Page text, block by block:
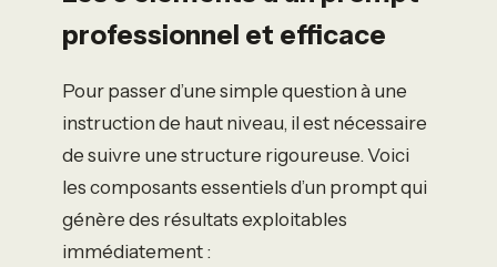
professionnel et efficace
Pour passer d’une simple question à une
instruction de haut niveau, il est nécessaire
de suivre une structure rigoureuse. Voici
les composants essentiels d’un prompt qui
génère des résultats exploitables
immédiatement :